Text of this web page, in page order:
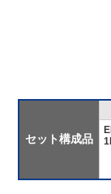
セット構成品